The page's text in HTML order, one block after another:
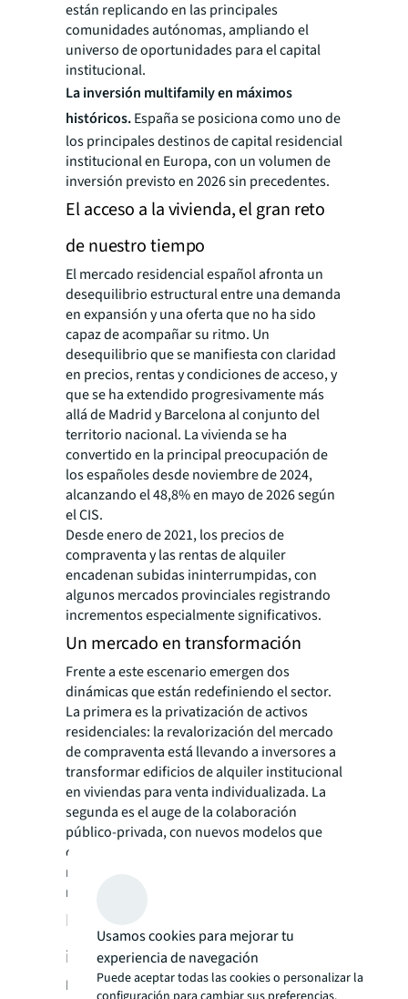
están replicando en las principales
comunidades autónomas, ampliando el
universo de oportunidades para el capital
institucional.
La inversión multifamily en máximos
históricos.España se posiciona como uno de
los principales destinos de capital residencial
institucional en Europa, con un volumen de
inversión previsto en 2026 sin precedentes.
El acceso a la vivienda, el gran reto
de nuestro tiempo
El mercado residencial español afronta un
desequilibrio estructural entre una demanda
en expansión y una oferta que no ha sido
capaz de acompañar su ritmo. Un
desequilibrio que se manifiesta con claridad
en precios, rentas y condiciones de acceso, y
que se ha extendido progresivamente más
allá de Madrid y Barcelona al conjunto del
territorio nacional. La vivienda se ha
convertido en la principal preocupación de
los españoles desde noviembre de 2024,
alcanzando el 48,8% en mayo de 2026 según
el CIS.
Desde enero de 2021, los precios de
compraventa y las rentas de alquiler
encadenan subidas ininterrumpidas, con
algunos mercados provinciales registrando
incrementos especialmente significativos.
Un mercado en transformación
Frente a este escenario emergen dos
dinámicas que están redefiniendo el sector.
La primera es la privatización de activos
residenciales: la revalorización del mercado
de compraventa está llevando a inversores a
transformar edificios de alquiler institucional
en viviendas para venta individualizada. La
segunda es el auge de la colaboración
público-privada, con nuevos modelos que
combinan suelo público, capital privado y
marcos regulados, replicándose ya en
múltiples comunidades autónomas.
La oportunidad para el capital
institucional
España se posiciona como uno de los
Usamos cookies para mejorar tu
experiencia de navegación
Puede aceptar todas las cookies o personalizar la